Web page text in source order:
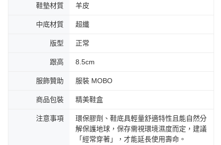
鞋墊材質 羊皮
中底材質 超纖
版型 正常
跟高 8.5cm
服飾贊助 服裝 MOBO
商品包裝 精美鞋盒
注意事項
環保膠劑、鞋底具輕量舒適特性且能自然分
解保護地球，保存需視環境濕度而定，建議
「經常穿著」，才能延長使用壽命。